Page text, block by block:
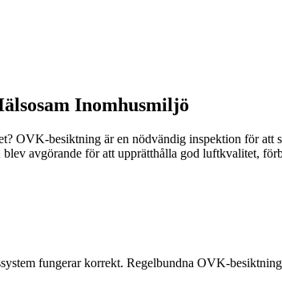
Inomhusmiljö
OVK-besiktning är en nödvändig inspektion för att
avgörande för att upprätthålla god luftkvalitet,
fungerar korrekt. Regelbundna OVK-